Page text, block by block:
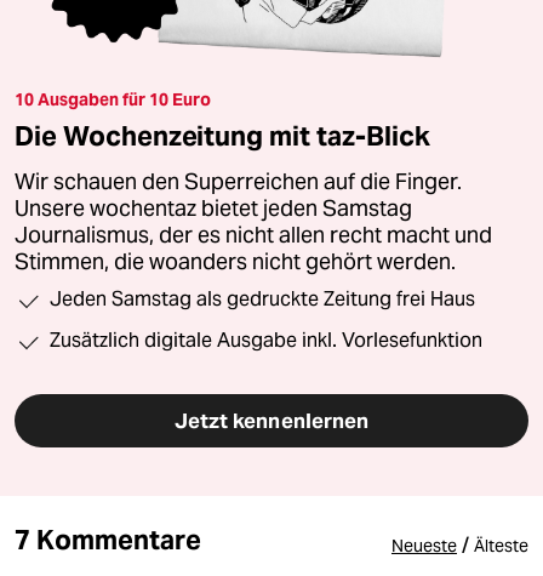
10 Ausgaben für 10 Euro
Die Wochenzeitung mit taz-Blick
Wir schauen den Superreichen auf die Finger.
Unsere wochentaz bietet jeden Samstag
Journalismus, der es nicht allen recht macht und
Stimmen, die woanders nicht gehört werden.
Jeden Samstag als gedruckte Zeitung frei Haus
Zusätzlich digitale Ausgabe inkl. Vorlesefunktion
Jetzt kennenlernen
7 Kommentare Neueste / Älteste